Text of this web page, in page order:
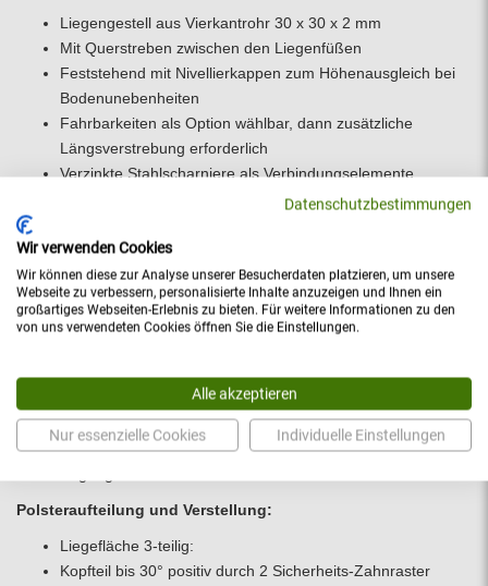
Liegengestell aus Vierkantrohr 30 x 30 x 2 mm
Mit Querstreben zwischen den Liegenfüßen
Feststehend mit Nivellierkappen zum Höhenausgleich bei
Bodenunebenheiten
Fahrbarkeiten als Option wählbar, dann zusätzliche
Längsverstrebung erforderlich
Verzinkte Stahlscharniere als Verbindungselemente
Robuste Gestellkonstruktion, seit vielen Jahren im
anspruchsvollen Praxis-Alltag bewährt
Zwei stabile, parallel angebrachte Sicherheits-Raster zur
positiven Kopfteilverstellung
Gestell komplett als Einheit verschweißt (pulverbeschichtet)
oder aus zwei Längsbaugruppen zusammengesetzt
(verchromt)
Einfache Hygiene durch offene Bauweise und gute
Polsteraufteilung und Verstellung:
Liegefläche 3-teilig:
Kopfteil bis 30° positiv durch 2 Sicherheits-Zahnraster
Datenschutzbestimmungen
Wir verwenden Cookies
Wir können diese zur Analyse unserer Besucherdaten platzieren, um unsere
Webseite zu verbessern, personalisierte Inhalte anzuzeigen und Ihnen ein
großartiges Webseiten-Erlebnis zu bieten. Für weitere Informationen zu den
von uns verwendeten Cookies öffnen Sie die Einstellungen.
Alle akzeptieren
Nur essenzielle Cookies Individuelle Einstellungen